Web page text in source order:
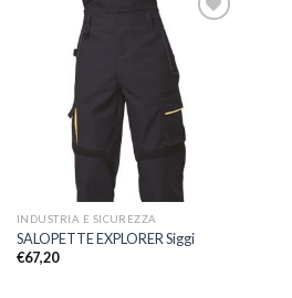
desideri
INDUSTRIA E SICUREZZA
SALOPETTE EXPLORER Siggi
€67,20